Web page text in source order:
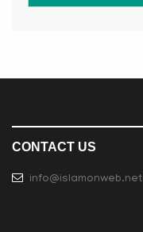
CONTACT US
info@islamonweb.net